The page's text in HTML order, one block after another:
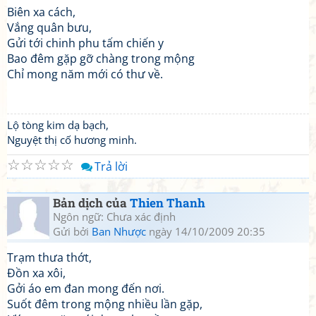
Biên xa cách,
Vắng quân bưu,
Gửi tới chinh phu tấm chiến y
Bao đêm gặp gỡ chàng trong mộng
Chỉ mong năm mới có thư về.
Lộ tòng kim dạ bạch,
Nguyệt thị cố hương minh.
☆
☆
☆
☆
☆ Trả lời
Bản dịch củaThien Thanh
Ngôn ngữ: Chưa xác định
Gửi bởi Ban Nhược ngày 14/10/2009 20:35
Trạm thưa thớt,
Đồn xa xôi,
Gởi áo em đan mong đến nơi.
Suốt đêm trong mộng nhiều lần gặp,